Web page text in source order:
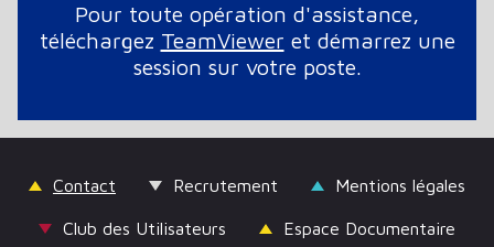
Pour toute opération d'assistance,
téléchargez TeamViewer et démarrez une
session sur votre poste.
Contact Recrutement Mentions légales
Club des Utilisateurs Espace Documentaire